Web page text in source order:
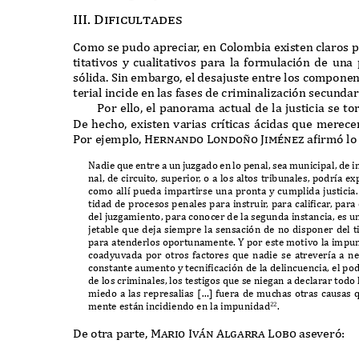
III. Dificultades
Como se pudo apreciar,en Colombia existen claros
titativos y cualitativos para la formulación de una
sólida. Sin embargo, el desajuste entre los
terial incide en las fases de criminalización
Por ello,el panorama actual de la justicia se
De hecho,existen varias críticas ácidas que
Por ejemplo, Hernando Londoño Jiménez afirmólo
Nadie que entre a un juzgado en lo penal,sea municipal,de
nal, de circuito, superior,o a los altos tribunales, podría ex
como allípueda impartirse una pronta y cumplida justicia
tidad de procesos penales para instruir, para calificar,
del juzgamiento,para conocer de la segunda instancia, es
jetable que deja siempre la sensación de no disponer del
para atenderlos oportunamente. Ypor este motivo la
coadyuvada por otros factores que nadie se atrevería a
constante aumento y tecnificación de la delincuencia,el
de los criminales,los testigos que se niegan a declarar
miedo a las represalias […]fuera de muchas otras causas
mente están incidiendo en la impunidad22.
De otra parte, Mario Iván Algarra Loboaseveró: